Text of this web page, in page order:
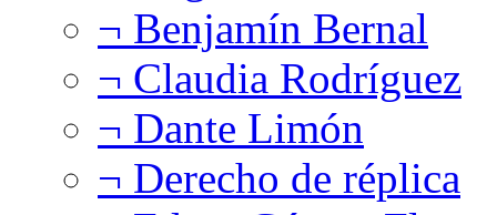
¬ Benjamín Bernal
¬ Claudia Rodríguez
¬ Dante Limón
¬ Derecho de réplica